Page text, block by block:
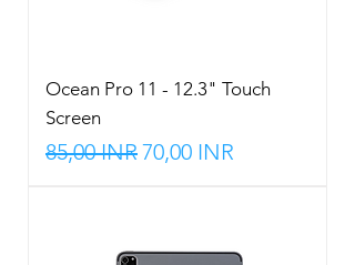
Ocean Pro 11 - 12.3" Touch
Screen
Precio
85,00 INRPrecio de oferta
70,00 INR